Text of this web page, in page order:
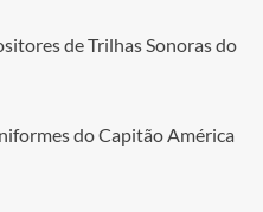
de Trilhas Sonoras do
do Capitão América